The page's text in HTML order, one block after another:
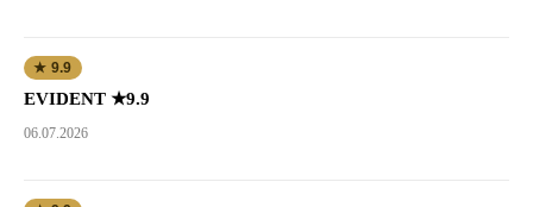
★ 9.9
EVIDENT ★9.9
06.07.2026